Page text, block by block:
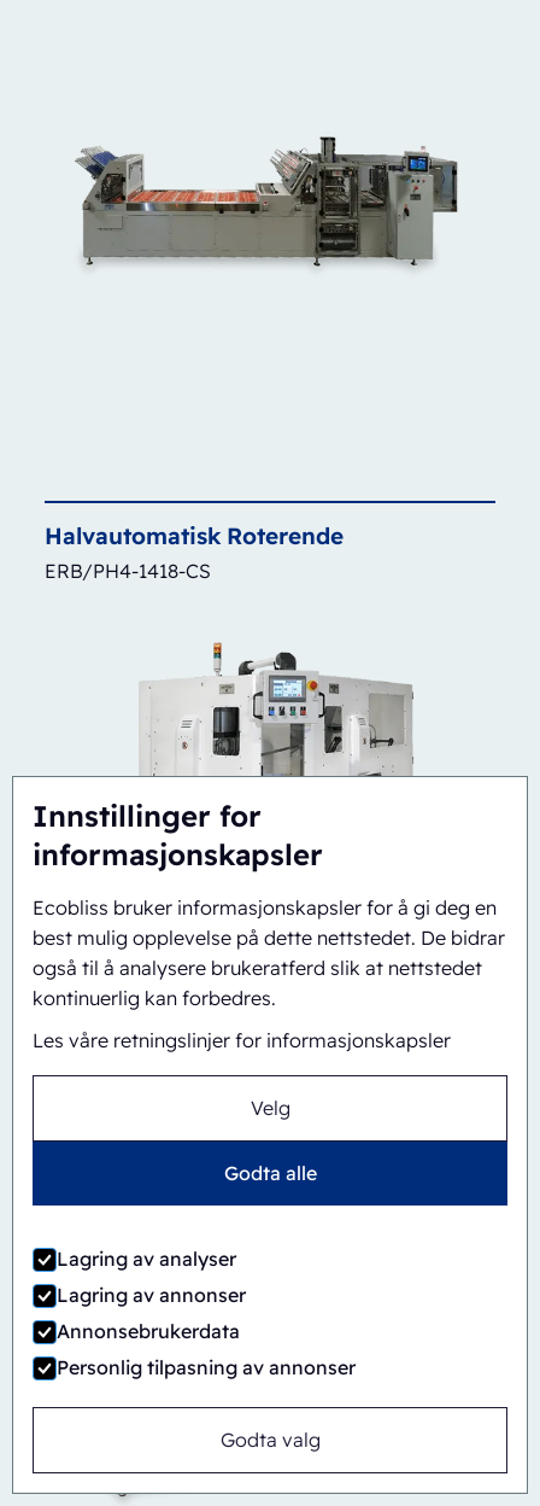
Innstillinger for
informasjonskapsler
Ecobliss bruker informasjonskapsler for å gi deg en
best mulig opplevelse på dette nettstedet. De bidrar
også til å analysere brukeratferd slik at nettstedet
kontinuerlig kan forbedres.
Les våre retningslinjer for informasjonskapsler
Velg
Godta alle
Lagring av analyser
Lagring av annonser
Annonsebrukerdata
Personlig tilpasning av annonser
Godta valg
Halvautomatisk Roterende
ERB/PH4-1418-CS
AutomatiskInline